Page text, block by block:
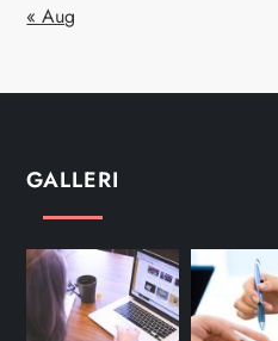
« Aug
GALLERI